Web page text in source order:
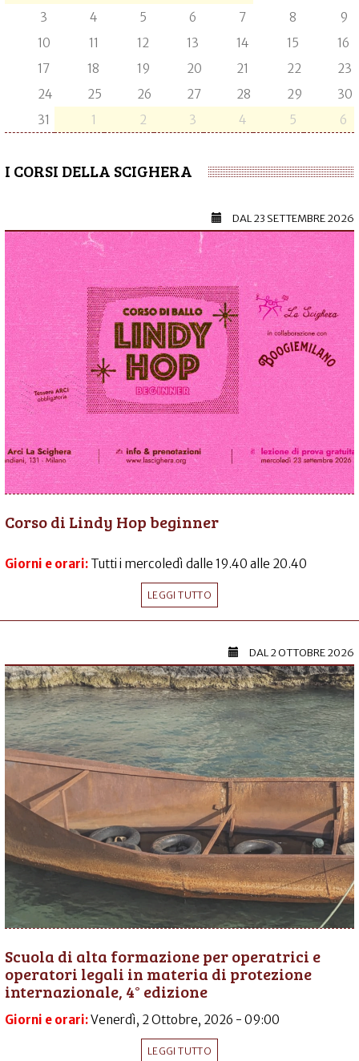
3
4 5 6 7 8
9
10
11 12 13 14 15
16
17
18 19 20 21 22
23
24
25 26 27 28 29
30
31
1 2 3 4 5 6
I CORSI DELLA SCIGHERA
DAL23 SETTEMBRE 2026
Corso di Lindy Hop beginner
Giorni e orari: Tutti i mercoledì dalle 19.40 alle 20.40
LEGGI TUTTO
DAL2 OTTOBRE 2026
Scuola di alta formazione per operatrici e
operatori legali in materia di protezione
internazionale, 4° edizione
Giorni e orari:Venerdì, 2 Ottobre, 2026 - 09:00
LEGGI TUTTO